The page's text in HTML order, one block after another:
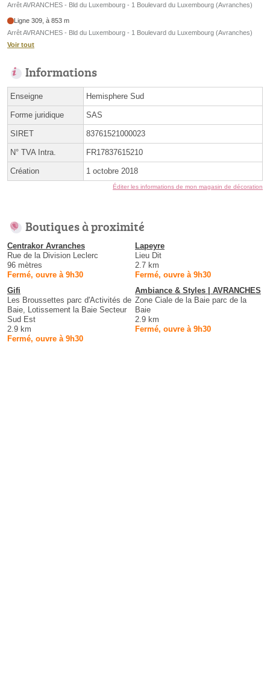
Arrêt AVRANCHES - Bld du Luxembourg - 1 Boulevard du Luxembourg (Avranches)
Ligne 309, à 853 m
Arrêt AVRANCHES - Bld du Luxembourg - 1 Boulevard du Luxembourg (Avranches)
Voir tout
Informations
Enseigne Hemisphere Sud
Forme juridique SAS
SIRET 83761521000023
N° TVA Intra. FR17837615210
Création 1 octobre 2018
Éditer les informations de mon magasin de décoration
Boutiques à proximité
Centrakor Avranches
Rue de la Division Leclerc
96 mètres
Fermé, ouvre à 9h30
Lapeyre
Lieu Dit
2.7 km
Fermé, ouvre à 9h30
Gifi
Les Broussettes parc d'Activités de
Baie, Lotissement la Baie Secteur
Sud Est
2.9 km
Fermé, ouvre à 9h30
Ambiance & Styles | AVRANCHES
Zone Ciale de la Baie parc de la
Baie
2.9 km
Fermé, ouvre à 9h30